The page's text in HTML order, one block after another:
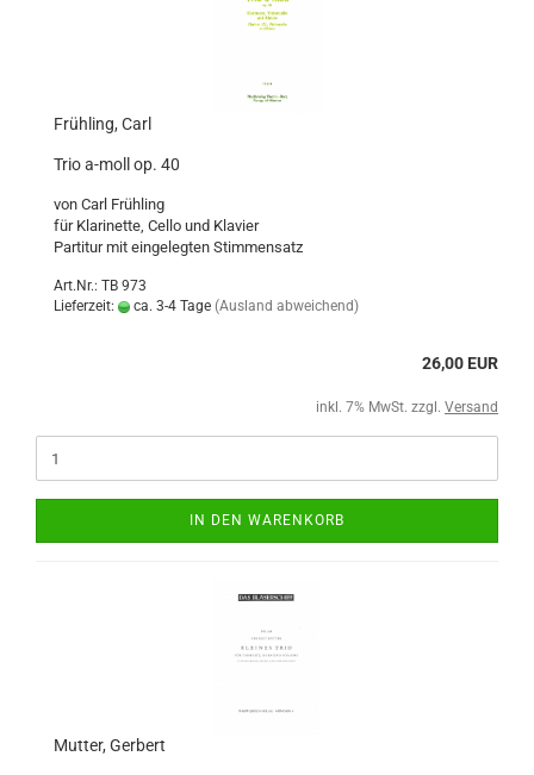
Frühling, Carl
Trio a-moll op. 40
von Carl Frühling
für Klarinette, Cello und Klavier
Partitur mit eingelegten Stimmensatz
Art.Nr.: TB 973
Lieferzeit:
ca. 3-4 Tage (Ausland abweichend)
26,00 EUR
inkl. 7% MwSt. zzgl. Versand
IN DEN WARENKORB
Mutter, Gerbert